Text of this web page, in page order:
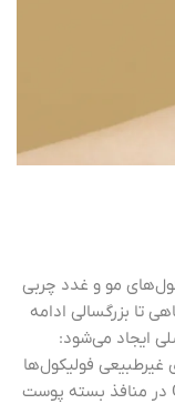
مو و غدد چربی
تا بزرگسالی ادامه
ایجاد می‌شود:
فولیکول‌ها
تکثیر بیش‌ازحد باکتری Cutibacterium acnes در منافذ بسته پوست